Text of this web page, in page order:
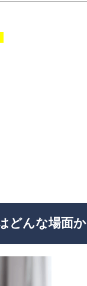
どんな場面か